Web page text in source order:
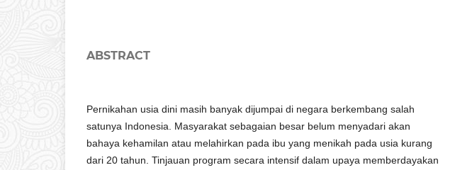
ABSTRACT
Pernikahan usia dini masih banyak dijumpai di negara berkembang salah
satunya Indonesia. Masyarakat sebagaian besar belum menyadari akan
bahaya kehamilan atau melahirkan pada ibu yang menikah pada usia kurang
dari 20 tahun. Tinjauan program secara intensif dalam upaya memberdayakan